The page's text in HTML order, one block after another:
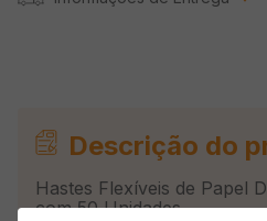
Descrição do
Hastes Flexíveis de Papel
com 50 Unidades